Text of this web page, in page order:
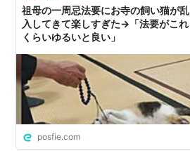
祖母の一周忌法要にお寺の飼い猫が乱
入してきて楽しすぎた→「法要がこれ
くらいゆるいと良い」
posfie.com